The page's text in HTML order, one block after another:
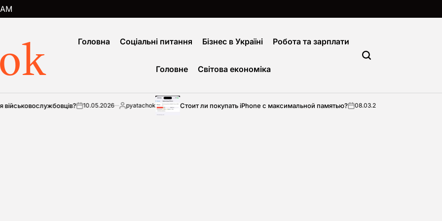
AM
Головна Соціальні питання Бізнес в Україні Робота та зарплати
Головне Світова економіка
on10.05.2026 Опубліковано
pyatachok Стоит ли покупать iPhone с максимальной памятью?on08.03.2026 Опубліковано
pyatachok